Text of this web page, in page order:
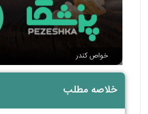
خواص کندر
خلاصه مطلب